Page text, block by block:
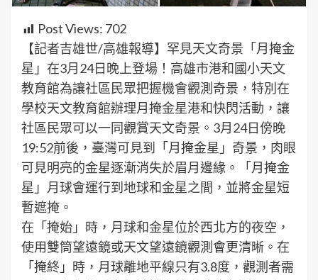
Post Views: 702
【記者吉雄世/高雄報導】罕見天文奇景「月掩金
星」在3月24日晚上登場！高雄市港和國小天文
教育館為讓社區民眾把握機會觀測奇景，特別在
學校天文教育館辦理月掩金星港和快閃活動，讓
社區民眾可以一同觀賞天文奇景。3月24日傍晚
19:52前後，臺灣可見到「月掩金星」奇景，肉眼
可見明亮的金星逐漸消失於眉月邊緣。「月掩金
星」月球會運行到地球和金星之間，並將金星短
暫遮掩。
在「掩始」時，月球和金星位於西北方的夜空，
使用雙筒望遠鏡或天文望遠鏡觀測會更清晰。在
「掩終」時，月球離地平線只有3.8度，觀測者需